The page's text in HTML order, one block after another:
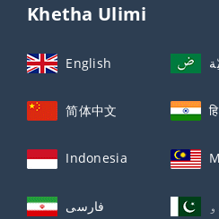
Khetha Ulimi
English
简体中文
Indonesia
فارسی